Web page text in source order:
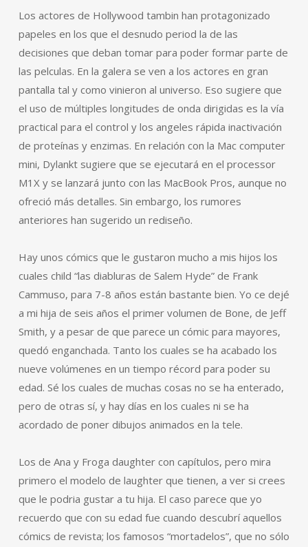
Los actores de Hollywood tambin han protagonizado
papeles en los que el desnudo period la de las
decisiones que deban tomar para poder formar parte de
las pelculas. En la galera se ven a los actores en gran
pantalla tal y como vinieron al universo. Eso sugiere que
el uso de múltiples longitudes de onda dirigidas es la vía
practical para el control y los angeles rápida inactivación
de proteínas y enzimas. En relación con la Mac computer
mini, Dylankt sugiere que se ejecutará en el processor
M1X y se lanzará junto con las MacBook Pros, aunque no
ofreció más detalles. Sin embargo, los rumores
anteriores han sugerido un rediseño.
Hay unos cómics que le gustaron mucho a mis hijos los
cuales child “las diabluras de Salem Hyde” de Frank
Cammuso, para 7-8 años están bastante bien. Yo ce dejé
a mi hija de seis años el primer volumen de Bone, de Jeff
Smith, y a pesar de que parece un cómic para mayores,
quedó enganchada. Tanto los cuales se ha acabado los
nueve volúmenes en un tiempo récord para poder su
edad. Sé los cuales de muchas cosas no se ha enterado,
pero de otras sí, y hay días en los cuales ni se ha
acordado de poner dibujos animados en la tele.
Los de Ana y Froga daughter con capítulos, pero mira
primero el modelo de laughter que tienen, a ver si crees
que le podria gustar a tu hija. El caso parece que yo
recuerdo que con su edad fue cuando descubrí aquellos
cómics de revista; los famosos “mortadelos”, que no sólo